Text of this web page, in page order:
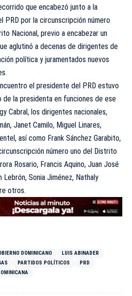
que encabezó junto a la
PRD por la circunscripción número
Nacional, previo a encabezar un
aglutinó a decenas de dirigentes de
política y juramentados nuevos
el presidente del PRD estuvo
de la presidenta en funciones de ese
Cabral, los dirigentes nacionales,
Janet Camilo, Miguel Linares,
así como Frank Sánchez Garabito,
número uno del Distrito
Rosario, Francis Aquino, Juan José
Lebrón, Sonia Jiménez, Nathaly
otros.
DOMINICANO
LUIS ABINADER
PARTIDOS POLÍTICOS
PRD